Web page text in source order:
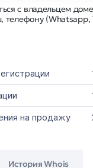
с владельцем
телефону (Whatsapp,
на продажу
История Whois